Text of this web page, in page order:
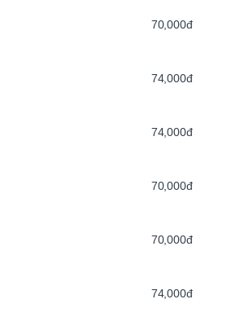
70,000đ
74,000đ
74,000đ
70,000đ
70,000đ
74,000đ